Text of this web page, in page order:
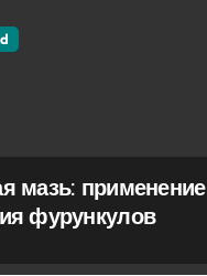
мазь: применение
фурункулов